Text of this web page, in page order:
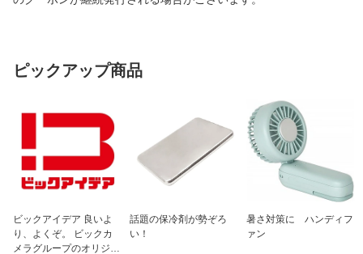
ピックアップ商品
ビックアイデア 良いよ
り、よくぞ。 ビックカ
メラグループのオリジナ
話題の保冷剤が勢ぞろ
い！
暑さ対策に ハンディフ
ァン